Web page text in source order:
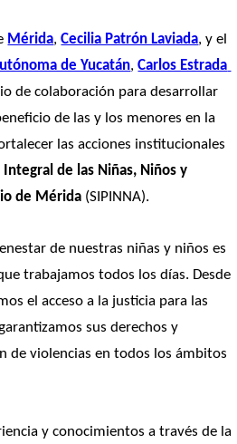
Mérida, Cecilia Patrón Laviada, y el
de Yucatán, Carlos Estrada
de colaboración para desarrollar
de las y los menores en la
las acciones institucionales
de las Niñas, Niños y
de Mérida (SIPINNA).
de nuestras niñas y niños es
trabajamos todos los días. Desde
el acceso a la justicia para las
sus derechos y
de violencias en todos los ámbitos
y conocimientos a través de la